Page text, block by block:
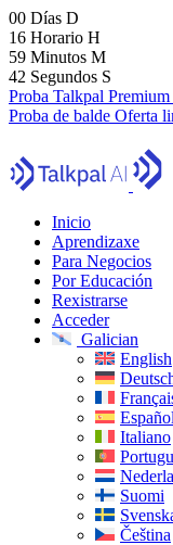
00 Días D
16 Horario H
59 Minutos M
41 Segundos S
Proba Talkpal
Proba de balde Oferta
Inicio
Aprendizaxe
Para Negocios
Por Educación
Rexistrarse
Acceder
Galician
English
Español
Italiano
Suomi
Čeština